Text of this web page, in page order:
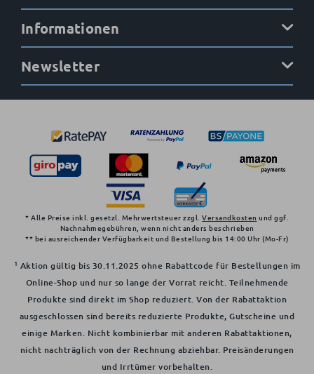
Informationen
Newsletter
* Alle Preise inkl. gesetzl. Mehrwertsteuer zzgl. Versandkosten und ggf.
Nachnahmegebühren, wenn nicht anders beschrieben
** bei ausreichender Verfügbarkeit und Bestellung bis 14:00 Uhr (Mo-Fr)
1 Aktion gültig bis 30.11.2025 ohne Rabattcode für Bestellungen im
Online-Shop und nur so lange der Vorrat reicht. Teilnehmende
Produkte sind direkt im Shop reduziert. Von der Rabattaktion
ausgeschlossen sind bereits reduzierte Produkte, Gutscheine und
einige Marken. Nicht kombinierbar mit anderen Rabattaktionen,
nicht nachträglich von der Rechnung abziehbar. Preisänderungen
und Irrtümer vorbehalten.